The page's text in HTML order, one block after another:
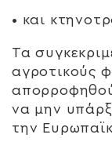
• και
Τα
αγροτικούς
να μην
την